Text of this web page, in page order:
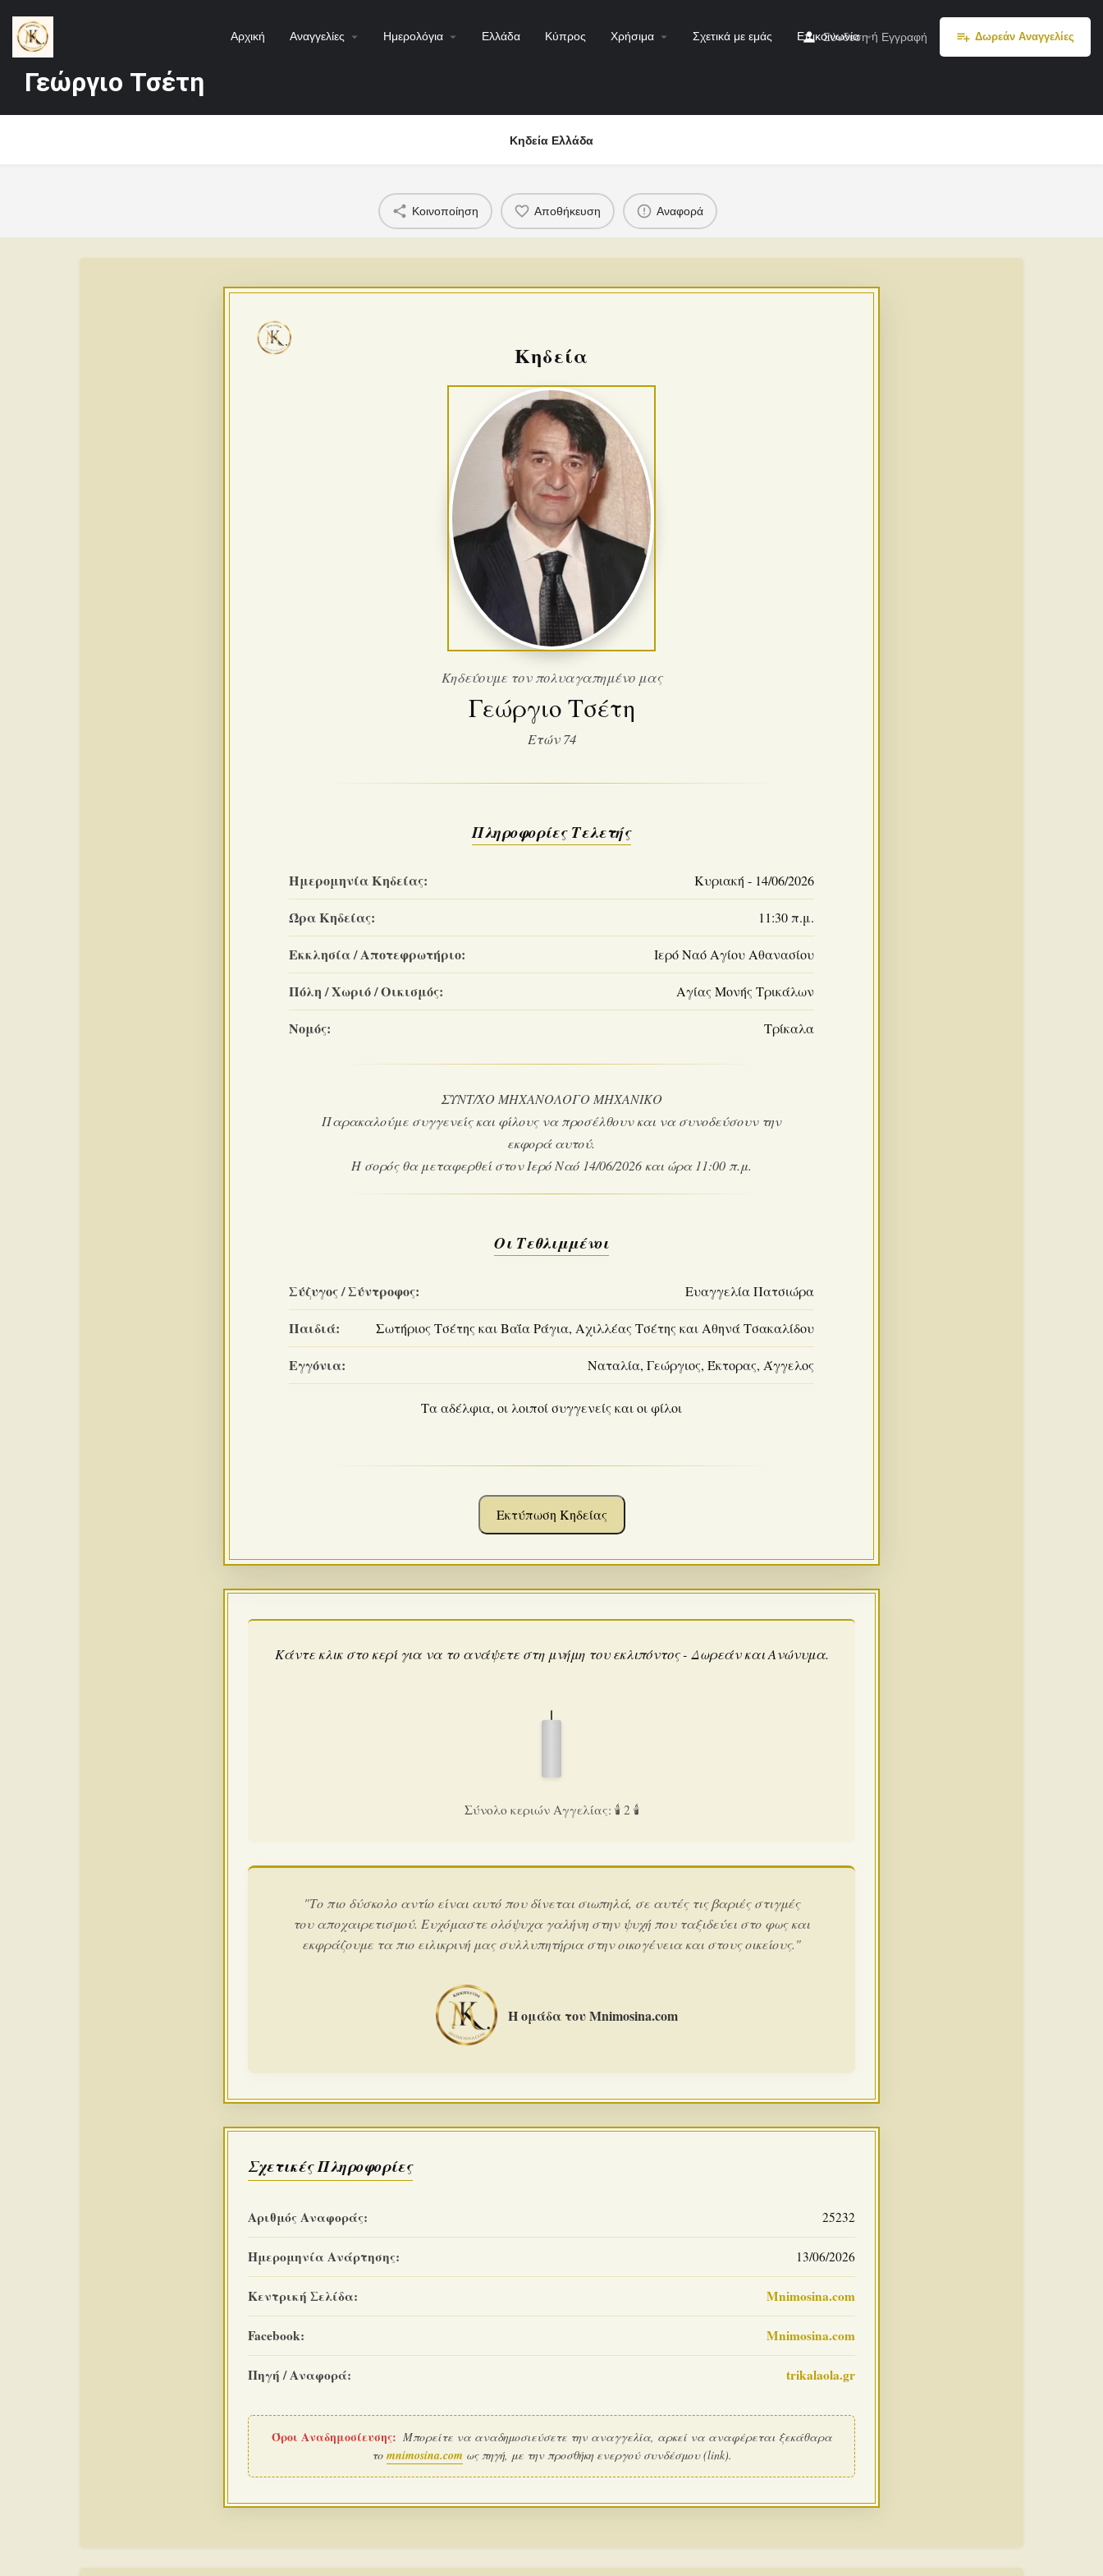
Αρχική Αναγγελίες Ημερολόγια Ελλάδα Κύπρος Χρήσιμα Σχετικά με εμάς Επικοινωνία
Σύνδεση ή Εγγραφή Δωρεάν Αναγγελίες
Γεώργιο Τσέτη
Κηδεία Ελλάδα
Κοινοποίηση Αποθήκευση Αναφορά
Κηδεία
Κηδεύουμε τον πολυαγαπημένο μας
Γεώργιο Τσέτη
Ετών 74
Πληροφορίες Τελετής
Ημερομηνία Κηδείας: Κυριακή - 14/06/2026
Ώρα Κηδείας: 11:30 π.μ.
Εκκλησία / Αποτεφρωτήριο: Ιερό Ναό Αγίου Αθανασίου
Πόλη / Χωριό / Οικισμός: Αγίας Μονής Τρικάλων
Νομός: Τρίκαλα
ΣΥΝΤ/ΧΟ ΜΗΧΑΝΟΛΟΓΟ ΜΗΧΑΝΙΚΟ
Παρακαλούμε συγγενείς και φίλους να προσέλθουν και να συνοδεύσουν την
εκφορά αυτού.
Η σορός θα μεταφερθεί στον Ιερό Ναό 14/06/2026 και ώρα 11:00 π.μ.
Οι Τεθλιμμένοι
Σύζυγος / Σύντροφος: Ευαγγελία Πατσιώρα
Παιδιά: Σωτήριος Τσέτης και Βαΐα Ράγια, Αχιλλέας Τσέτης και Αθηνά Τσακαλίδου
Εγγόνια: Ναταλία, Γεώργιος, Έκτορας, Άγγελος
Τα αδέλφια, οι λοιποί συγγενείς και οι φίλοι
Εκτύπωση Κηδείας
Κάντε κλικ στο κερί για να το ανάψετε στη μνήμη του εκλιπόντος - Δωρεάν και Ανώνυμα.
Σύνολο κεριών Αγγελίας: 🕯️ 2 🕯️
"Το πιο δύσκολο αντίο είναι αυτό που δίνεται σιωπηλά, σε αυτές τις βαριές στιγμές
του αποχαιρετισμού. Ευχόμαστε ολόψυχα γαλήνη στην ψυχή που ταξιδεύει στο φως και
εκφράζουμε τα πιο ειλικρινή μας συλλυπητήρια στην οικογένεια και στους οικείους."
Η ομάδα του Mnimosina.com
Σχετικές Πληροφορίες
Αριθμός Αναφοράς: 25232
Ημερομηνία Ανάρτησης: 13/06/2026
Κεντρική Σελίδα: Mnimosina.com
Facebook: Mnimosina.com
Πηγή / Αναφορά: trikalaola.gr
Όροι Αναδημοσίευσης: Μπορείτε να αναδημοσιεύσετε την αναγγελία, αρκεί να αναφέρεται ξεκάθαρα
το mnimosina.com ως πηγή, με την προσθήκη ενεργού συνδέσμου (link).